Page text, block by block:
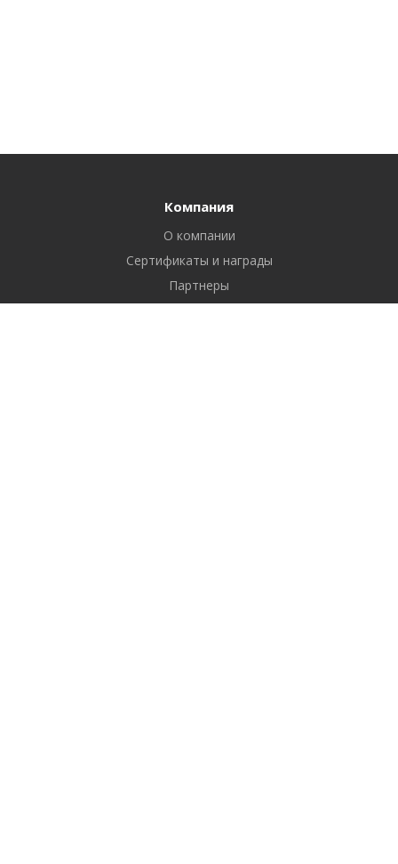
Компания
О компании
Сертификаты и награды
Партнеры